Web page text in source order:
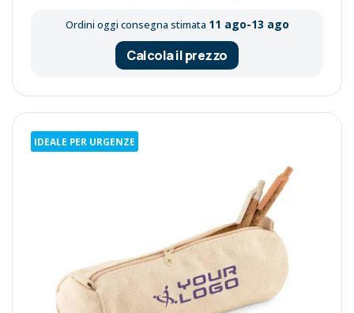
Ordini oggi consegna stimata 11 ago-13 ago
Calcola il prezzo
IDEALE PER URGENZE